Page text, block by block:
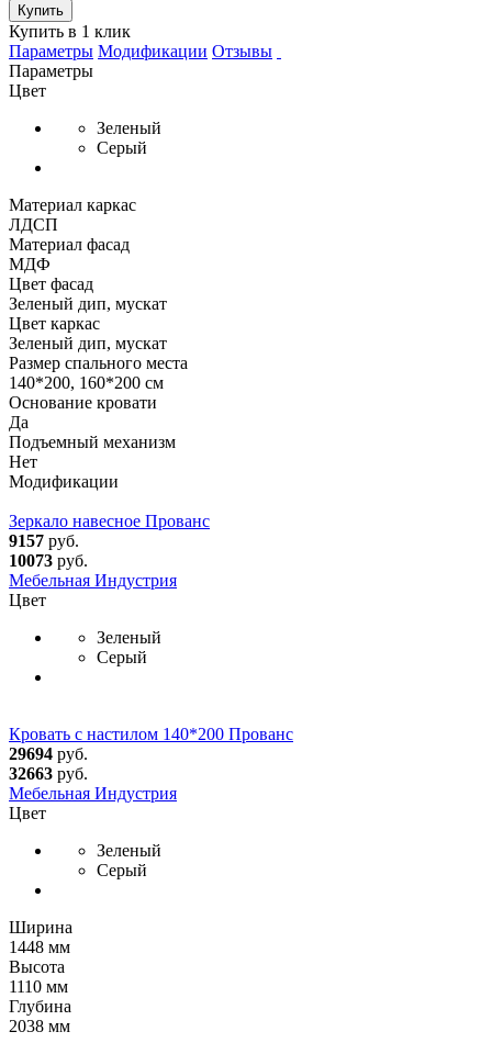
Купить
Купить в 1 клик
Параметры Модификации Отзывы
Параметры
Цвет
Зеленый
Серый
Материал каркас
ЛДСП
Материал фасад
МДФ
Цвет фасад
Зеленый дип, мускат
Цвет каркас
Зеленый дип, мускат
Размер спального места
140*200, 160*200 см
Основание кровати
Да
Подъемный механизм
Нет
Модификации
Зеркало навесное Прованс
9157 руб.
10073 руб.
Мебельная Индустрия
Цвет
Зеленый
Серый
Кровать с настилом 140*200 Прованс
29694 руб.
32663 руб.
Мебельная Индустрия
Цвет
Зеленый
Серый
Ширина
1448 мм
Высота
1110 мм
Глубина
2038 мм